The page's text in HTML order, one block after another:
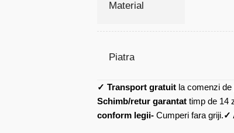
Material
Piatra
✓ Transport gratuit la comenzi
Schimb/retur garantat timp de 14
conform legii- Cumperi fara griji.✓